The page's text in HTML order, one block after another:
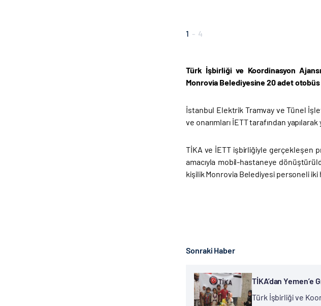
1 - 4
Türk İşbirliği ve Koordinasyon
Monrovia Belediyesine 20 adet
İstanbul Elektrik Tramvay ve Tünel
ve onarımları İETT tarafından
TİKA ve İETT işbirliğiyle gerçekleşen
amacıyla mobil-hastaneye
kişilik Monrovia Belediyesi personeli
Sonraki Haber
TİKA’dan Yemen’e
Türk İşbirliği ve